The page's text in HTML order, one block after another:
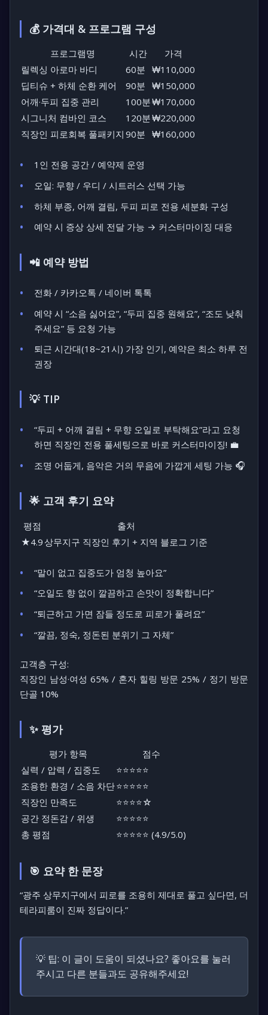
💰 가격대 & 프로그램 구성
프로그램명 시간
가격
릴렉싱 아로마 바디
60분 ₩110,000
딥티슈 + 하체 순환 케어
90분 ₩150,000
어깨·두피 집중 관리
100분₩170,000
시그니처 컴바인 코스
120분₩220,000
직장인 피로회복 풀패키지 90분 ₩160,000
1인 전용 공간 / 예약제 운영
오일: 무향 / 우디 / 시트러스 선택 가능
하체 부종, 어깨 결림, 두피 피로 전용 세분화 구성
예약 시 증상 상세 전달 가능 → 커스터마이징 대응
📲 예약 방법
전화 / 카카오톡 / 네이버 톡톡
예약 시 “소음 싫어요”, “두피 집중 원해요”, “조도 낮춰
주세요” 등 요청 가능
퇴근 시간대(18~21시) 가장 인기, 예약은 최소 하루 전
권장
💡 TIP
“두피 + 어깨 결림 + 무향 오일로 부탁해요”라고 요청
하면 직장인 전용 풀세팅으로 바로 커스터마이징! 💼
조명 어둡게, 음악은 거의 무음에 가깝게 세팅 가능 🎧
🌟 고객 후기 요약
평점
출처
★4.9상무지구 직장인 후기 + 지역 블로그 기준
“말이 없고 집중도가 엄청 높아요”
“오일도 향 없이 깔끔하고 손맛이 정확합니다”
“퇴근하고 가면 잠들 정도로 피로가 풀려요”
“깔끔, 정숙, 정돈된 분위기 그 자체”
고객층 구성:
직장인 남성·여성 65% / 혼자 힐링 방문 25% / 정기 방문
단골 10%
✨ 평가
평가 항목
점수
실력 / 압력 / 집중도
⭐⭐⭐⭐⭐
조용한 환경 / 소음 차단⭐⭐⭐⭐⭐
직장인 만족도
⭐⭐⭐⭐☆
공간 정돈감 / 위생
⭐⭐⭐⭐⭐
총 평점
⭐⭐⭐⭐⭐ (4.9/5.0)
🎯 요약 한 문장
“광주 상무지구에서 피로를 조용히 제대로 풀고 싶다면, 더
테라피룸이 진짜 정답이다.”
💡 팁: 이 글이 도움이 되셨나요? 좋아요를 눌러
주시고 다른 분들과도 공유해주세요!